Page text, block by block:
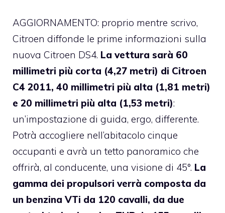
AGGIORNAMENTO: proprio mentre scrivo,
Citroen diffonde le prime informazioni sulla
nuova Citroen DS4. La vettura sarà 60
millimetri più corta (4,27 metri) di Citroen
C4 2011, 40 millimetri più alta (1,81 metri)
e 20 millimetri più alta (1,53 metri):
un’impostazione di guida, ergo, differente.
Potrà accogliere nell’abitacolo cinque
occupanti e avrà un tetto panoramico che
offrirà, al conducente, una visione di 45°. La
gamma dei propulsori verrà composta da
un benzina VTi da 120 cavalli, da due